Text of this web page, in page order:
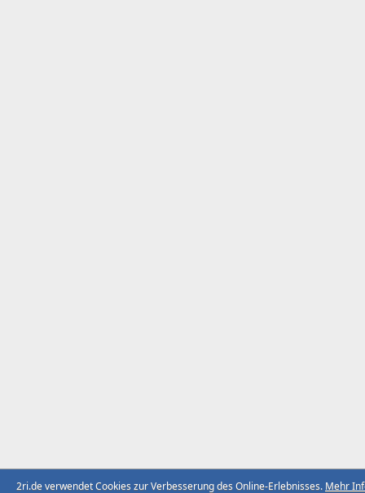
2ri.de verwendet Cookies zur Verbesserung des Online-Erlebnisses. Mehr